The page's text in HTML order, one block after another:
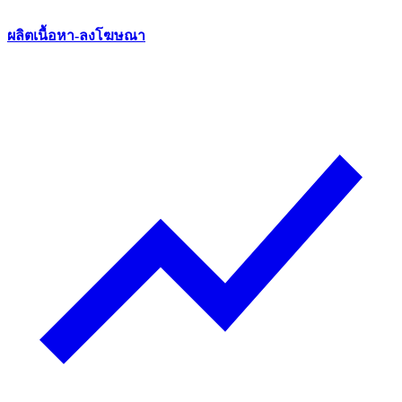
ผลิตเนื้อหา-ลงโฆษณา